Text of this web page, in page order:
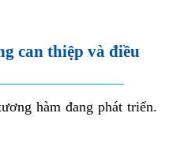
can thiệp và điều
hàm đang phát triển.